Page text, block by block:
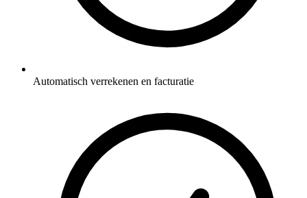
Automatisch verrekenen en facturatie